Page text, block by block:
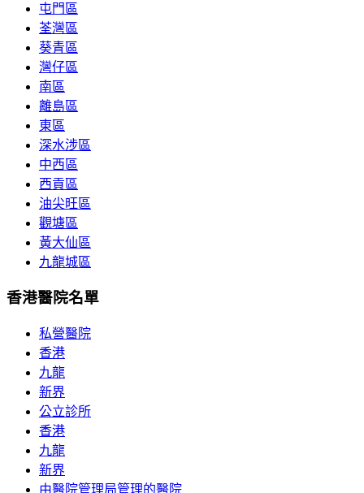
屯門區
荃灣區
葵青區
灣仔區
南區
離島區
東區
深水涉區
中西區
西貢區
油尖旺區
觀塘區
黃大仙區
九龍城區
香港醫院名單
私營醫院
香港
九龍
新界
公立診所
香港
九龍
新界
由醫院管理局管理的醫院